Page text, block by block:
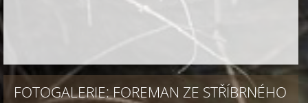
FOTOGALERIE: FOREMAN ZE STŘÍBRNÉHO